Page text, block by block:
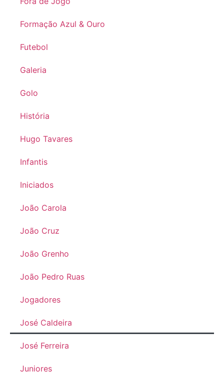
Formação Azul & Ouro
Futebol
Galeria
Golo
História
Hugo Tavares
Infantis
Iniciados
João Carola
João Cruz
João Grenho
João Pedro Ruas
Jogadores
José Caldeira
José Ferreira
Juniores